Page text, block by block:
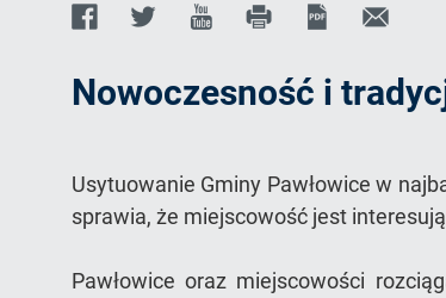
dFacebook
qTwitter
o Youtube
cPrint
l PDFWyślij
link
strony
iE-
mail
Nowoczesność i
Usytuowanie Gminy Pawłowice w
sprawia, że miejscowość jest
Pawłowice oraz miejscowości